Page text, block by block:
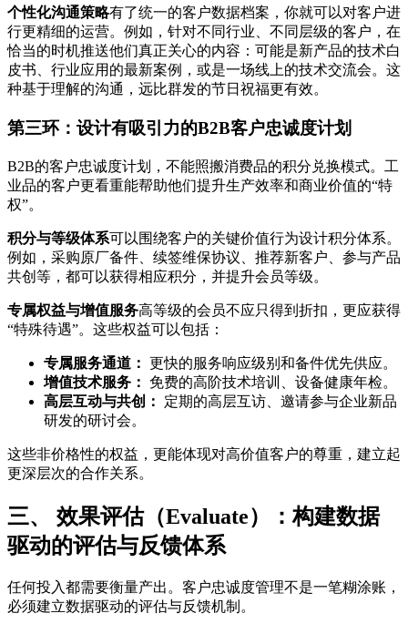
个性化沟通策略有了统一的客户数据档案，你就可以对客户进
行更精细的运营。例如，针对不同行业、不同层级的客户，在
恰当的时机推送他们真正关心的内容：可能是新产品的技术白
皮书、行业应用的最新案例，或是一场线上的技术交流会。这
种基于理解的沟通，远比群发的节日祝福更有效。
第三环：设计有吸引力的B2B客户忠诚度计划
B2B的客户忠诚度计划，不能照搬消费品的积分兑换模式。工
业品的客户更看重能帮助他们提升生产效率和商业价值的“特
权”。
积分与等级体系可以围绕客户的关键价值行为设计积分体系。
例如，采购原厂备件、续签维保协议、推荐新客户、参与产品
共创等，都可以获得相应积分，并提升会员等级。
专属权益与增值服务高等级的会员不应只得到折扣，更应获得
“特殊待遇”。这些权益可以包括：
专属服务通道： 更快的服务响应级别和备件优先供应。
增值技术服务：
免费的高阶技术培训、设备健康年检。
高层互动与共创：
定期的高层互访、邀请参与企业新品
研发的研讨会。
这些非价格性的权益，更能体现对高价值客户的尊重，建立起
更深层次的合作关系。
三、 效果评估（Evaluate）：构建数据
驱动的评估与反馈体系
任何投入都需要衡量产出。客户忠诚度管理不是一笔糊涂账，
必须建立数据驱动的评估与反馈机制。